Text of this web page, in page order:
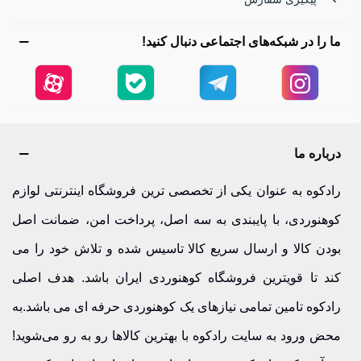
کیسه خواب‌های برند هامتو را با ضمانت اصالت کالا و گارانتی
سه‌ماهه عرضه می‌کند. این محصولات با طراحی ارگونومیک و
وزن سبک، برای حمل آسان در مسیرهای طولانی ساخته شده‌اند.
همراه با خدمات پشتیبانی و امکان تعویض یا مرجوعی.
کیسه خواب‌های پر، انتخاب حرفه‌ای‌هاست. سبک، گرم و فشرده.
قیمت این محصولات در رادکوه با توجه به کیفیت و برند معتبر
هامتو، کاملاً رقابتی است. اگر قصد شب‌مانی در کوه‌های قزوین یا
سفر به چالوس دارید، کیسه خواب پر بهترین گزینه برای
شماست.
ما را در شبکه‌های اجتماعی دنبال کنید!
درباره ما
رادکوه به عنوان یکی از تخصصی ترین فروشگاه اینترنتی لوازم
کوهنوردی، با پایبندی به سه اصل، پرداخت امن، ضمانت اصل
بودن کالا و ارسال سریع کالا تاسیس شده و تلاش خود را می
کند تا قویترین فروشگاه کوهنوردی ایران باشد. هدف اصلی
رادکوه تامین تمامی نیازهای یک کوهنوردی حرفه ای می باشد.به
محض ورود به سایت رادکوه با بهترین کالاها رو به رو می‌شوید!